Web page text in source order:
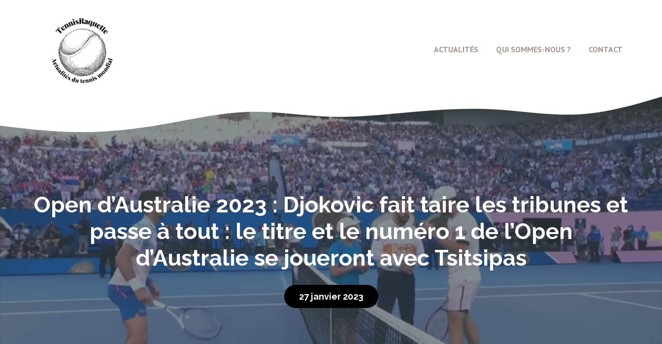
ACTUALITÉS QUI SOMMES-NOUS ? CONTACT
Open d’Australie 2023 : Djokovic fait taire les tribunes et
passe à tout : le titre et le numéro 1 de l’Open
d’Australie se joueront avec Tsitsipas
27 janvier 2023